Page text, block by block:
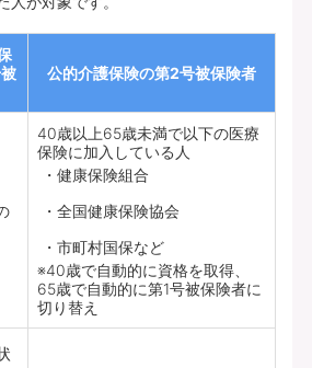
公的介護保険の第2号被保険者
40歳以上65歳未満で以下の医療
保険に加入している人
健康保険組合
全国健康保険協会
市町村国保など
※40歳で自動的に資格を取得、
65歳で自動的に第1号被保険者に
切り替え